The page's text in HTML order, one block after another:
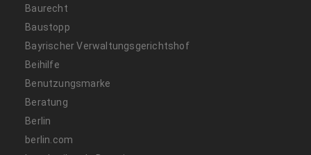
Baurecht
Baustopp
Bayrischer Verwaltungsgerichtshof
Beihilfe
Benutzungsmarke
Beratung
Berlin
berlin.com